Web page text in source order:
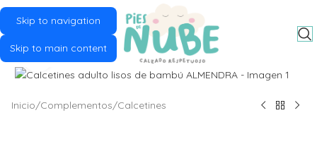
Skip to navigation
Skip to main content
Click to enlarge
Inicio/Complementos/Calcetines